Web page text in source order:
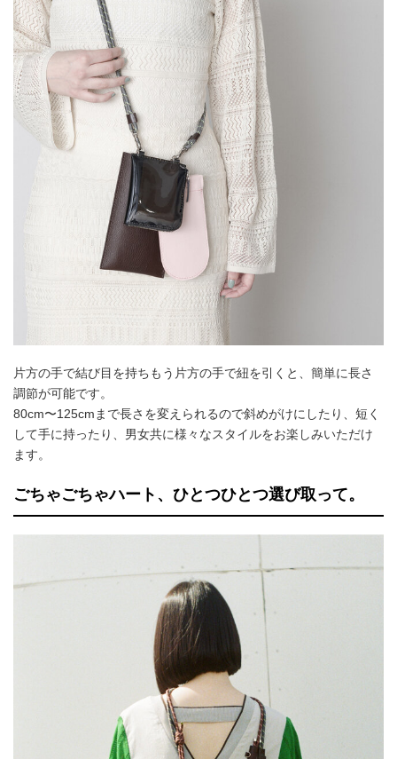
片方の手で結び目を持ちもう片方の手で紐を引くと、簡単に長さ
調節が可能です。
80cm〜125cmまで長さを変えられるので斜めがけにしたり、短く
して手に持ったり、男女共に様々なスタイルをお楽しみいただけ
ます。
ごちゃごちゃハート、ひとつひとつ選び取って。